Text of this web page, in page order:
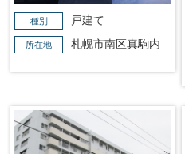
種別 戸建て
所在地 札幌市南区真駒内